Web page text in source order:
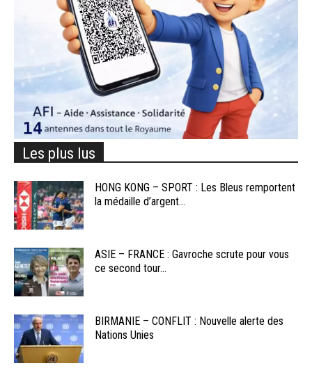
Les plus lus
HONG KONG – SPORT : Les Bleus remportent
la médaille d’argent...
ASIE – FRANCE : Gavroche scrute pour vous
ce second tour...
BIRMANIE – CONFLIT : Nouvelle alerte des
Nations Unies